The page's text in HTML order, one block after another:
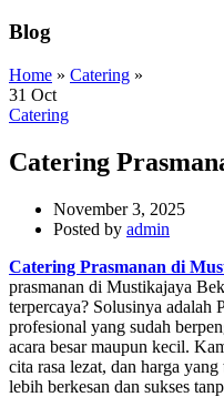
Blog
Home » Catering »
31 Oct
Catering
Catering
November 3, 2025
Posted by admin
Catering Prasmanan di
prasmanan di Mustikajaya
terpercaya? Solusinya adalah
profesional yang sudah
acara besar maupun kecil.
cita rasa lezat, dan harga
lebih berkesan dan sukses